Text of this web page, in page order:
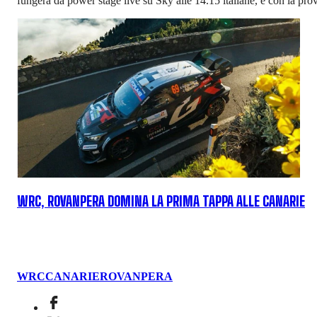
WRC, ROVANPERA DOMINA LA PRIMA TAPPA ALLE CANARIE
WRCCANARIEROVANPERA